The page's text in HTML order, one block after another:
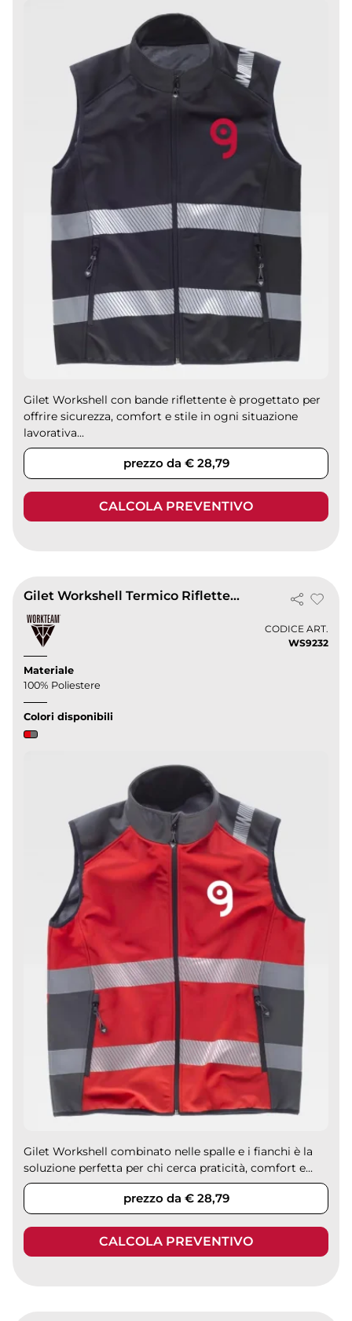
Gilet Workshell con bande riflettente è progettato per
offrire sicurezza, comfort e stile in ogni situazione
lavorativa...
prezzo da € 28,79
CALCOLA PREVENTIVO
Gilet Workshell Termico Riflettente Uomo
CODICE ART.
WS9232
Materiale
100% Poliestere
Colori disponibili
Gilet Workshell combinato nelle spalle e i fianchi è la
soluzione perfetta per chi cerca praticità, comfort e...
prezzo da € 28,79
CALCOLA PREVENTIVO